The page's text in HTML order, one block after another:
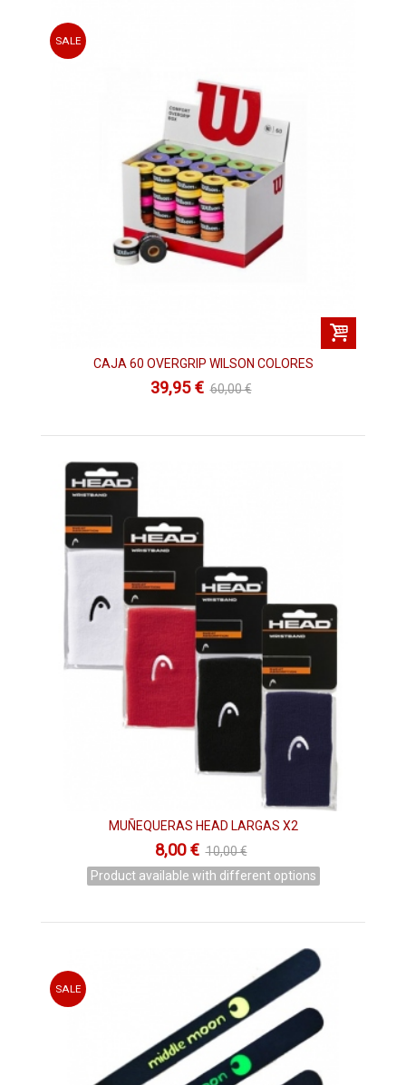
SALE
CAJA 60 OVERGRIP WILSON COLORES
39,95 € 60,00 €
MUÑEQUERAS HEAD LARGAS X2
8,00 € 10,00 €
Product available with different options
SALE